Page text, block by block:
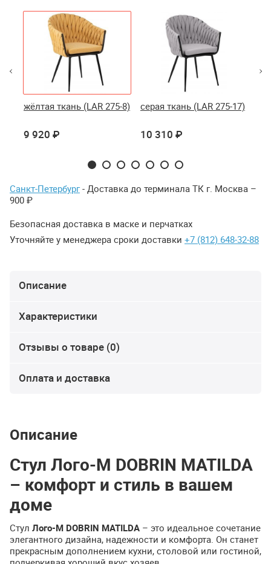
жёлтая ткань (LAR 275-8)
9 920 ₽
серая ткань (LAR 275-17)
10 310 ₽
Санкт-Петербург- Доставка до терминала ТК г. Москва –
900 ₽
Безопасная доставка в маске и перчатках
Уточняйте у менеджера сроки доставки +7 (812) 648-32-88
Описание
Характеристики
Отзывы о товаре (0)
Оплата и доставка
Описание
Стул Лого-М DOBRIN MATILDA
– комфорт и стиль в вашем
доме
Стул Лого-М DOBRIN MATILDA – это идеальное сочетание
элегантного дизайна, надежности и комфорта. Он станет
прекрасным дополнением кухни, столовой или гостиной,